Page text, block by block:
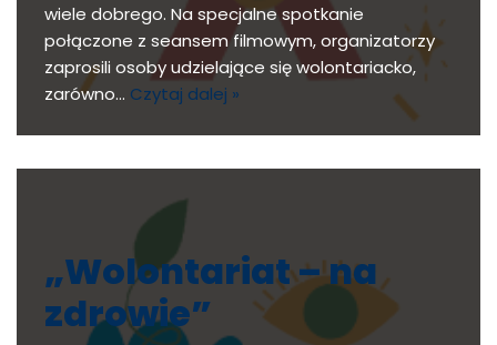
wiele dobrego. Na specjalne spotkanie
połączone z seansem filmowym, organizatorzy
zaprosili osoby udzielające się wolontariacko,
zarówno… Czytaj dalej »
„Wolontariat – na
zdrowie”